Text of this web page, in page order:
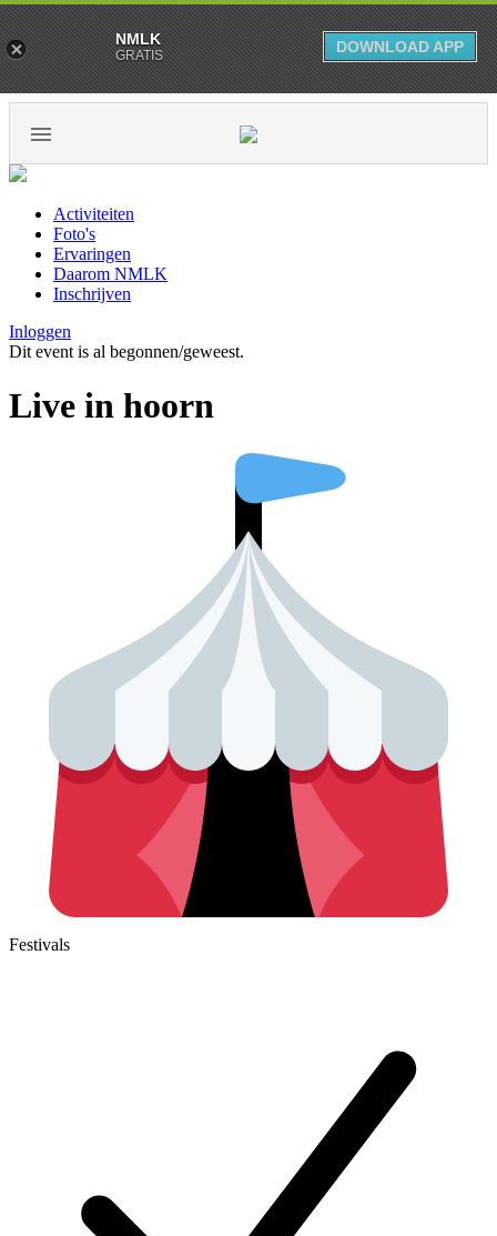
Activiteiten
Foto's
Ervaringen
Daarom NMLK
Inschrijven
Inloggen
Dit event is al begonnen/geweest.
Live in hoorn
Festivals
NMLK
GRATIS DOWNLOAD APP